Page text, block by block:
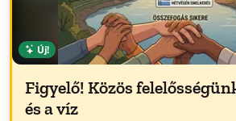
Új!
Figyelő! Közös
és a víz